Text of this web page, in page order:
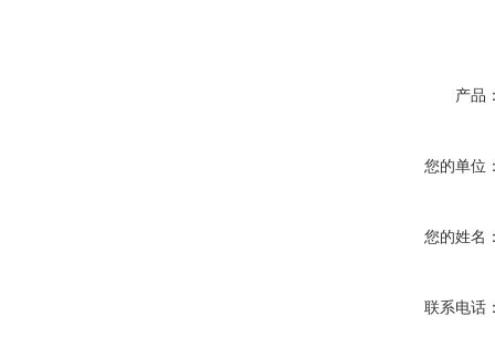
产品
您的单位
您的姓名
联系电话